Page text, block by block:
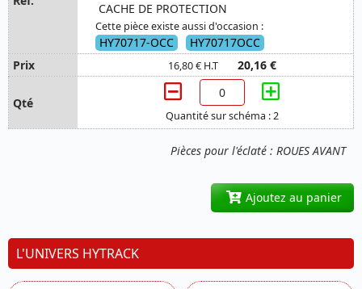
Pièces pour l'éclaté : ROUES AVANT
CACHE DE PROTECTION
Cette pièce existe aussi d'occasion :
HY70717-OCC HY70717OCC
16,80 € H.T 20,16 €
Quantité sur schéma : 2
Ajoutez au panier
L'UNIVERS HYTRACK